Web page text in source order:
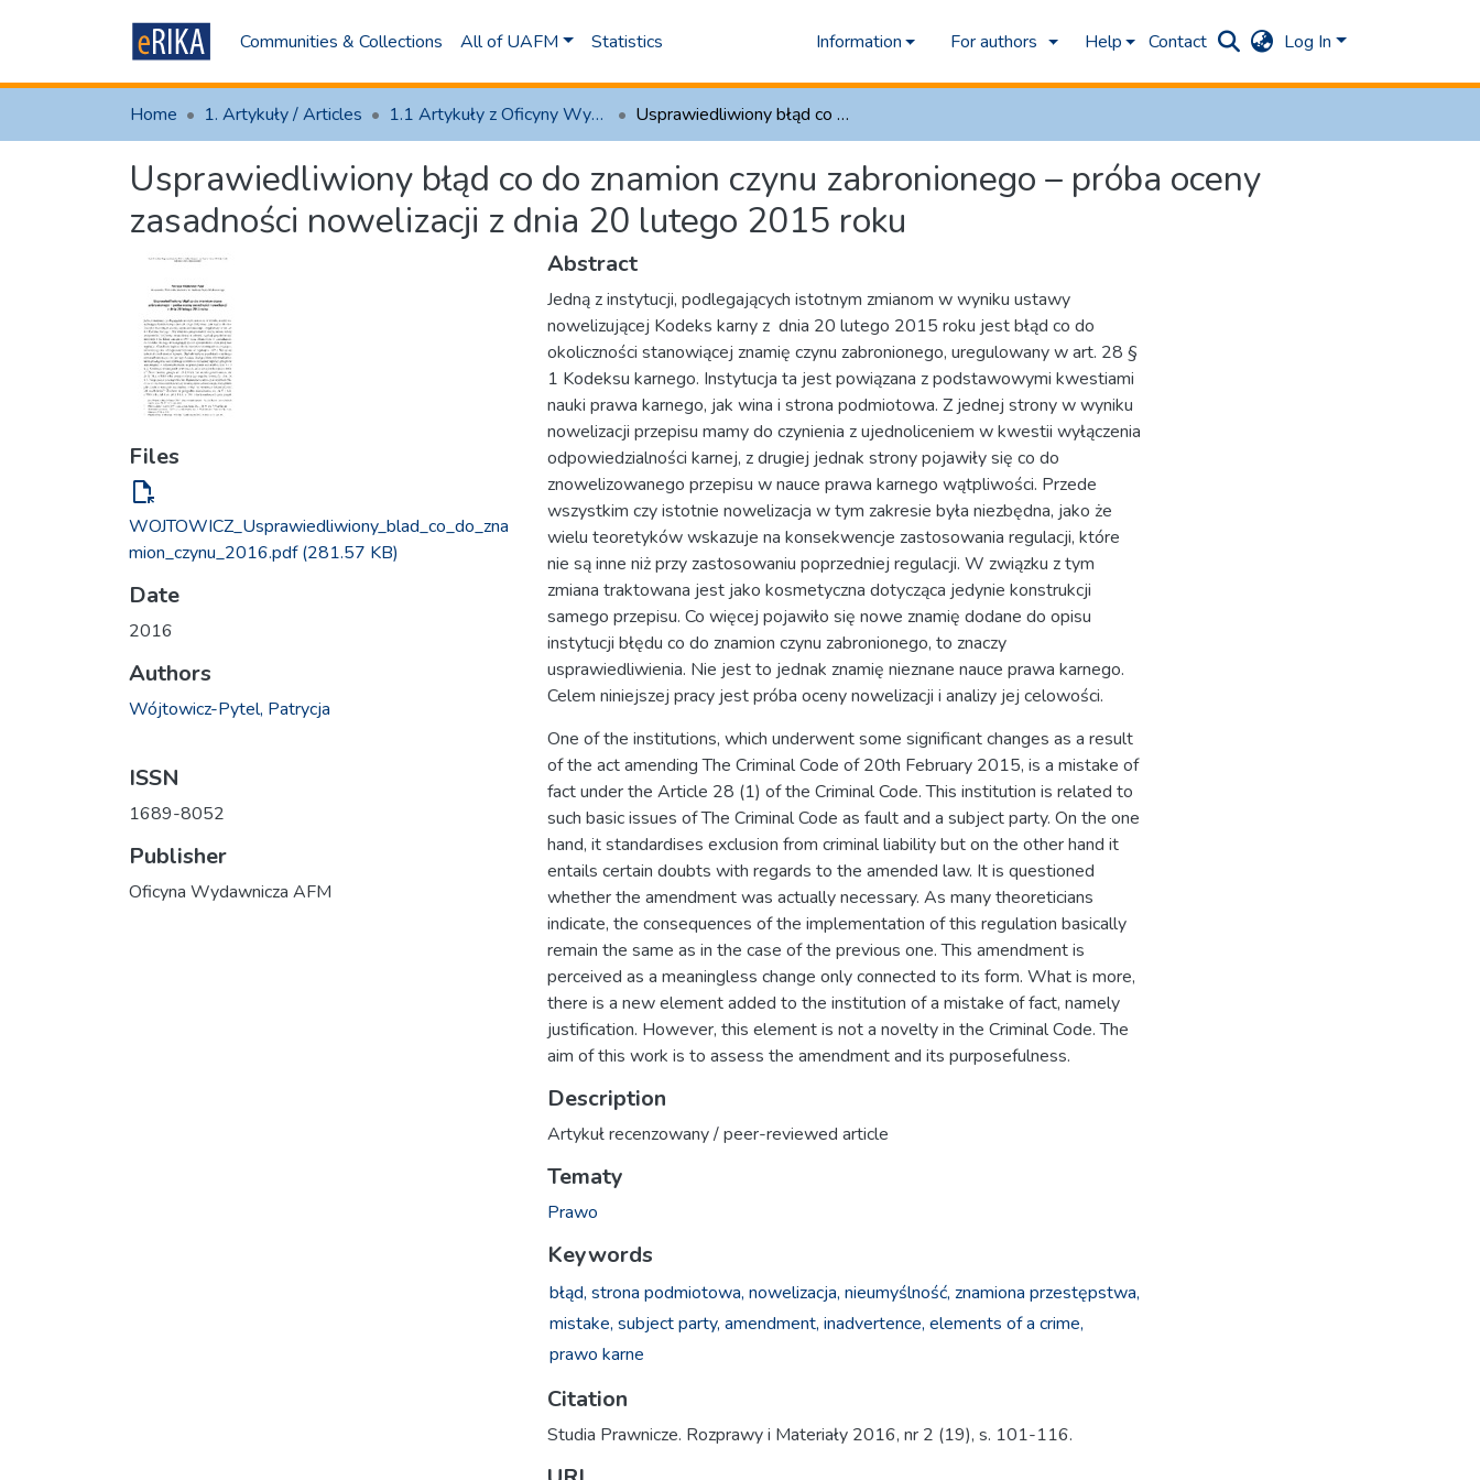
Communities & Collections All of UAFM Statistics Information For authors Help Contact Log In
Home 1. Artykuły / Articles 1.1 Artykuły z Oficyny Wydawniczej AFM Usprawiedliwiony błąd co do znamion czynu zabronionego – próba oceny zasadności nowelizacji z dnia 20 lutego 2015 roku
Usprawiedliwiony błąd co do znamion czynu zabronionego – próba oceny
zasadności nowelizacji z dnia 20 lutego 2015 roku
Files
file_open
WOJTOWICZ_Usprawiedliwiony_blad_co_do_zna
mion_czynu_2016.pdf(281.57 KB)
Date
2016
Authors
Wójtowicz-Pytel, Patrycja
ISSN
1689-8052
Publisher
Oficyna Wydawnicza AFM
Abstract
Jedną z instytucji, podlegających istotnym zmianom w wyniku ustawy
nowelizującej Kodeks karny z dnia 20 lutego 2015 roku jest błąd co do
okoliczności stanowiącej znamię czynu zabronionego, uregulowany w art. 28 §
1 Kodeksu karnego. Instytucja ta jest powiązana z podstawowymi kwestiami
nauki prawa karnego, jak wina i strona podmiotowa. Z jednej strony w wyniku
nowelizacji przepisu mamy do czynienia z ujednoliceniem w kwestii wyłączenia
odpowiedzialności karnej, z drugiej jednak strony pojawiły się co do
znowelizowanego przepisu w nauce prawa karnego wątpliwości. Przede
wszystkim czy istotnie nowelizacja w tym zakresie była niezbędna, jako że
wielu teoretyków wskazuje na konsekwencje zastosowania regulacji, które
nie są inne niż przy zastosowaniu poprzedniej regulacji. W związku z tym
zmiana traktowana jest jako kosmetyczna dotycząca jedynie konstrukcji
samego przepisu. Co więcej pojawiło się nowe znamię dodane do opisu
instytucji błędu co do znamion czynu zabronionego, to znaczy
usprawiedliwienia. Nie jest to jednak znamię nieznane nauce prawa karnego.
Celem niniejszej pracy jest próba oceny nowelizacji i analizy jej celowości.
One of the institutions, which underwent some significant changes as a result
of the act amending The Criminal Code of 20th February 2015, is a mistake of
fact under the Article 28 (1) of the Criminal Code. This institution is related to
such basic issues of The Criminal Code as fault and a subject party. On the one
hand, it standardises exclusion from criminal liability but on the other hand it
entails certain doubts with regards to the amended law. It is questioned
whether the amendment was actually necessary. As many theoreticians
indicate, the consequences of the implementation of this regulation basically
remain the same as in the case of the previous one. This amendment is
perceived as a meaningless change only connected to its form. What is more,
there is a new element added to the institution of a mistake of fact, namely
justification. However, this element is not a novelty in the Criminal Code. The
aim of this work is to assess the amendment and its purposefulness.
Description
Artykuł recenzowany / peer-reviewed article
Tematy
Prawo
Keywords
błąd, strona podmiotowa, nowelizacja, nieumyślność, znamiona przestępstwa,
mistake, subject party, amendment, inadvertence, elements of a crime,
prawo karne
Citation
Studia Prawnicze. Rozprawy i Materiały 2016, nr 2 (19), s. 101-116.